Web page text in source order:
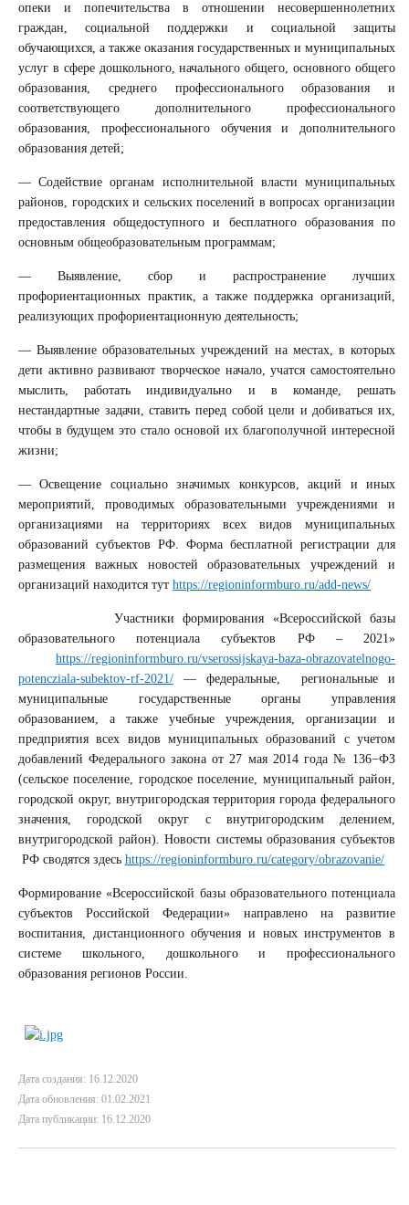
опеки и попечительства в отношении несовершеннолетних
граждан, социальной поддержки и социальной защиты
обучающихся, а также оказания государственных и муниципальных
услуг в сфере дошкольного, начального общего, основного общего
образования, среднего профессионального образования и
соответствующего дополнительного профессионального
образования, профессионального обучения и дополнительного
образования детей;
— Содействие органам исполнительной власти муниципальных
районов, городских и сельских поселений в вопросах организации
предоставления общедоступного и бесплатного образования по
основным общеобразовательным программам;
— Выявление, сбор и распространение лучших
профориентационных практик, а также поддержка организаций,
реализующих профориентационную деятельность;
— Выявление образовательных учреждений на местах, в которых
дети активно развивают творческое начало, учатся самостоятельно
мыслить, работать индивидуально и в команде, решать
нестандартные задачи, ставить перед собой цели и добиваться их,
чтобы в будущем это стало основой их благополучной интересной
жизни;
— Освещение социально значимых конкурсов, акций и иных
мероприятий, проводимых образовательными учреждениями и
организациями на территориях всех видов муниципальных
образований субъектов РФ. Форма бесплатной регистрации для
размещения важных новостей образовательных учреждений и
организаций находится тут https://regioninformburo.ru/add-news/
Участники формирования «Всероссийской базы
образовательного потенциала субъектов РФ – 2021»
https://regioninformburo.ru/vserossijskaya-baza-obrazovatelnogo-
potencziala-subektov-rf-2021/ — федеральные, региональные и
муниципальные государственные органы управления
образованием, а также учебные учреждения, организации и
предприятия всех видов муниципальных образований с учетом
добавлений Федерального закона от 27 мая 2014 года № 136−ФЗ
(сельское поселение, городское поселение, муниципальный район,
городской округ, внутригородская территория города федерального
значения, городской округ с внутригородским делением,
внутригородской район). Новости системы образования субъектов
РФ сводятся здесь https://regioninformburo.ru/category/obrazovanie/
Формирование «Всероссийской базы образовательного потенциала
субъектов Российской Федерации» направлено на развитие
воспитания, дистанционного обучения и новых инструментов в
системе школьного, дошкольного и профессионального
образования регионов России.
Дата создания: 16.12.2020
Дата обновления: 01.02.2021
Дата публикации: 16.12.2020